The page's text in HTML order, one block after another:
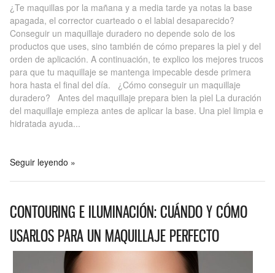
¿Te maquillas por la mañana y a media tarde ya notas la base
apagada, el corrector cuarteado o el labial desaparecido?
Conseguir un maquillaje duradero no depende solo de los
productos que uses, sino también de cómo prepares la piel y del
orden de aplicación. A continuación, te explico los mejores trucos
para que tu maquillaje se mantenga impecable desde primera
hora hasta el final del día. ¿Cómo conseguir un maquillaje
duradero? Antes del maquillaje prepara bien la piel La duración
del maquillaje empieza antes de aplicar la base. Una piel limpia e
hidratada ayuda...
Seguir leyendo »
CONTOURING E ILUMINACIÓN: CUÁNDO Y CÓMO
USARLOS PARA UN MAQUILLAJE PERFECTO